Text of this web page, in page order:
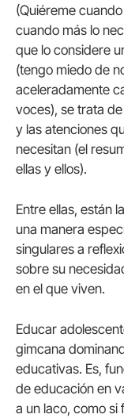
(Quiéreme
cuando más lo
que lo considere
(tengo miedo de
aceleradamente
voces), se trata
y las atenciones
necesitan (el
ellas y ellos).
Entre ellas, están
una manera
singulares a
sobre su
en el que viven.
Educar
gimcana
educativas. Es,
de educación en
a un laco, como si